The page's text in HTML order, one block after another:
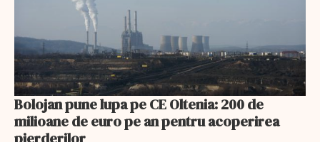
Bolojan pune lupa pe CE Oltenia: 200 de
milioane de euro pe an pentru acoperirea